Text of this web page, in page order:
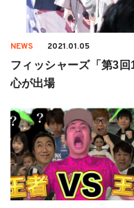
NEWS 2021.01.05
フィッシャーズ「第3
心が出場